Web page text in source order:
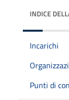
INDICE
Incarichi
Punti di